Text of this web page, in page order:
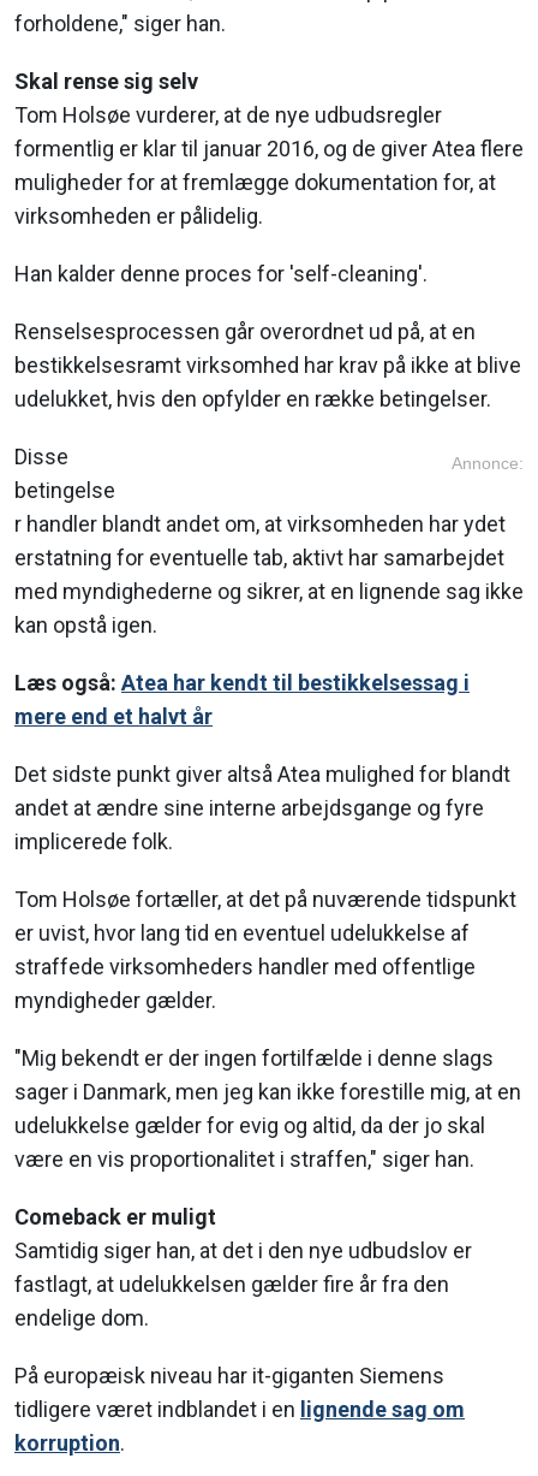
forholdene," siger han.
Skal rense sig selv
Tom Holsøe vurderer, at de nye udbudsregler
formentlig er klar til januar 2016, og de giver Atea flere
muligheder for at fremlægge dokumentation for, at
virksomheden er pålidelig.
Han kalder denne proces for 'self-cleaning'.
Renselsesprocessen går overordnet ud på, at en
bestikkelsesramt virksomhed har krav på ikke at blive
udelukket, hvis den opfylder en række betingelser.
Annonce:
Disse
betingelse
r handler blandt andet om, at virksomheden har ydet
erstatning for eventuelle tab, aktivt har samarbejdet
med myndighederne og sikrer, at en lignende sag ikke
kan opstå igen.
Læs også: Atea har kendt til bestikkelsessag i
mere end et halvt år
Det sidste punkt giver altså Atea mulighed for blandt
andet at ændre sine interne arbejdsgange og fyre
implicerede folk.
Tom Holsøe fortæller, at det på nuværende tidspunkt
er uvist, hvor lang tid en eventuel udelukkelse af
straffede virksomheders handler med offentlige
myndigheder gælder.
"Mig bekendt er der ingen fortilfælde i denne slags
sager i Danmark, men jeg kan ikke forestille mig, at en
udelukkelse gælder for evig og altid, da der jo skal
være en vis proportionalitet i straffen," siger han.
Comeback er muligt
Samtidig siger han, at det i den nye udbudslov er
fastlagt, at udelukkelsen gælder fire år fra den
endelige dom.
På europæisk niveau har it-giganten Siemens
tidligere været indblandet i en lignende sag om
korruption.